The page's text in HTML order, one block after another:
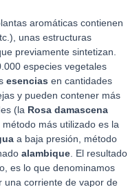
aromáticas contienen
unas estructuras
previamente sintetizan.
especies vegetales
esencias en cantidades
y pueden contener más
(la Rosa damascena
más utilizado es la
a baja presión, método
alambique. El resultado
es lo que denominamos
una corriente de vapor de